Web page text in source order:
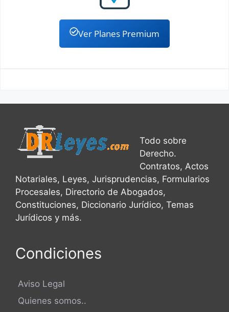
Ver Planes Premium
Todo sobre
Derecho.
Contratos, Actos
Notariales, Leyes, Jurisprudencias, Formularios
Procesales, Directorio de Abogados,
Constituciones, Diccionario Jurídico, Temas
Jurídicos y más.
Condiciones
Aviso Legal
Quienes somos..